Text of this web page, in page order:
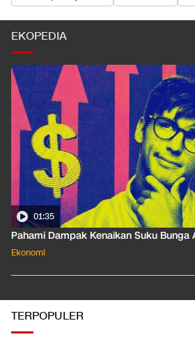
EKOPEDIA
01:35
Pahami Dampak Kenaikan Suku Bunga
Ekonomi
TERPOPULER